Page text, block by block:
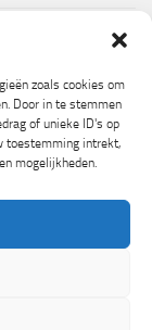
zoals cookies om
Door in te stemmen
of unieke ID's op
toestemming intrekt,
mogelijkheden.